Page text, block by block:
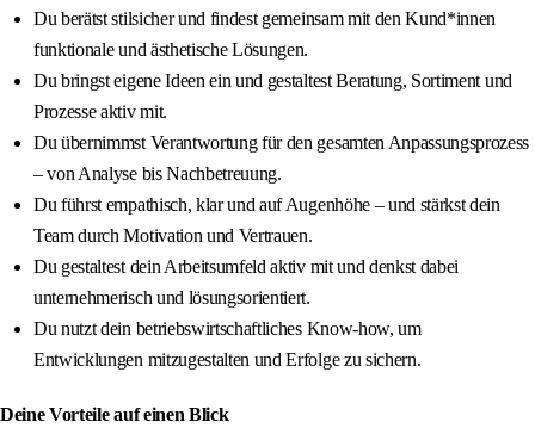
Du berätst stilsicher und findest gemeinsam mit den Kund*innen
funktionale und ästhetische Lösungen.
Du bringst eigene Ideen ein und gestaltest Beratung, Sortiment und
Prozesse aktiv mit.
Du übernimmst Verantwortung für den gesamten Anpassungsprozess
– von Analyse bis Nachbetreuung.
Du führst empathisch, klar und auf Augenhöhe – und stärkst dein
Team durch Motivation und Vertrauen.
Du gestaltest dein Arbeitsumfeld aktiv mit und denkst dabei
unternehmerisch und lösungsorientiert.
Du nutzt dein betriebswirtschaftliches Know-how, um
Entwicklungen mitzugestalten und Erfolge zu sichern.
Deine Vorteile auf einen Blick